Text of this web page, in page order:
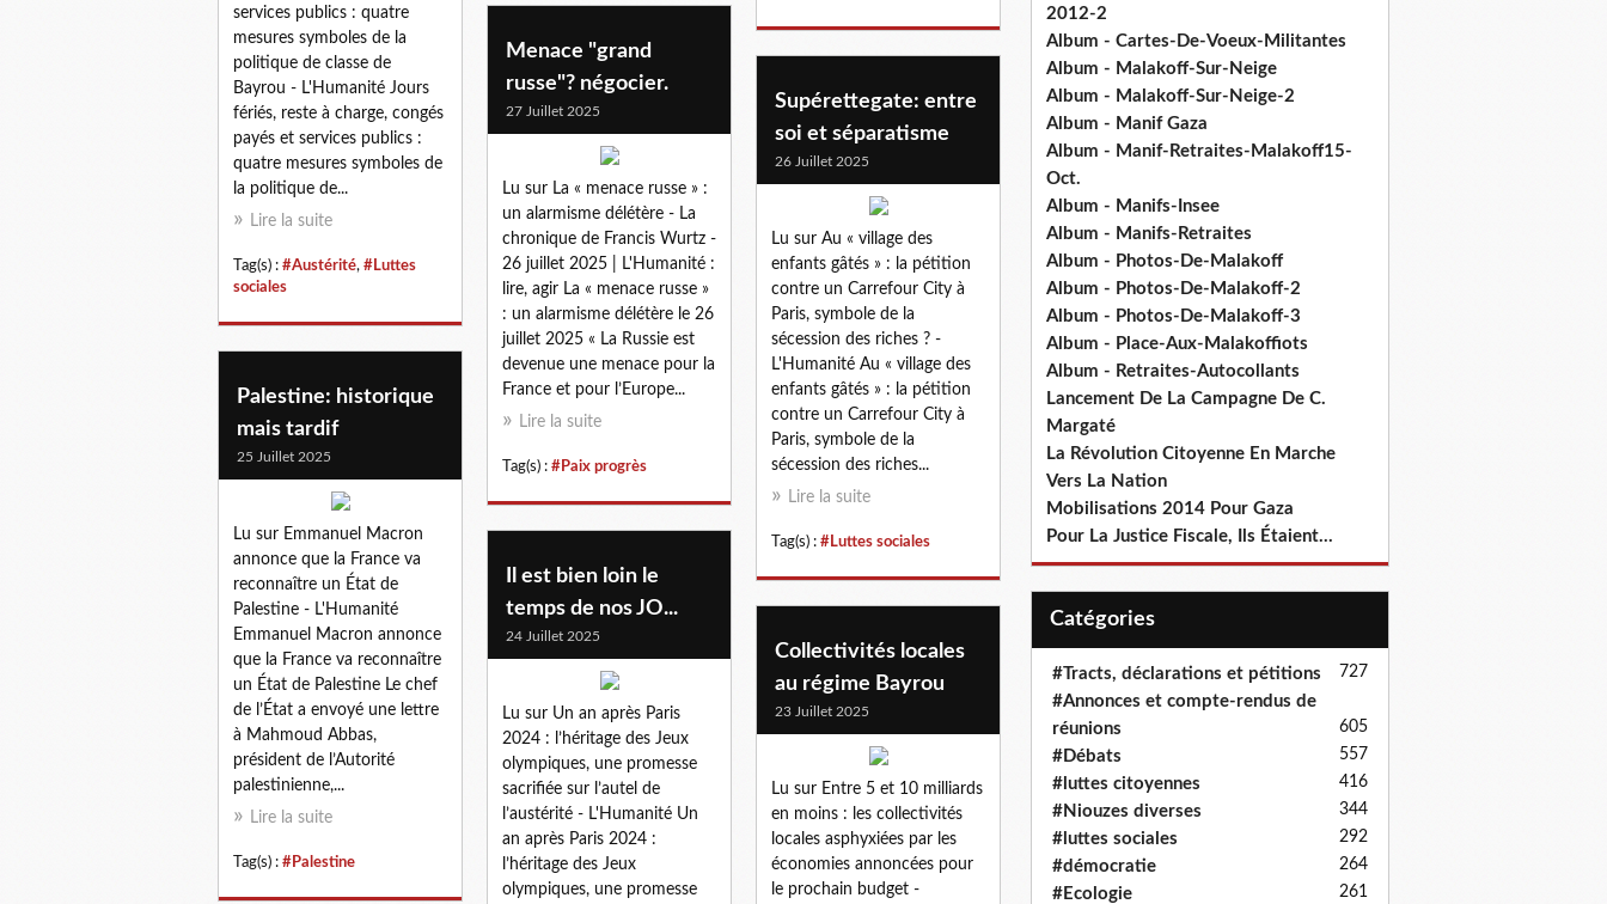
services publics : quatre
mesures symboles de la
politique de classe de
Bayrou - L'Humanité Jours
fériés, reste à charge, congés
payés et services publics :
quatre mesures symboles de
la politique de...
Lire la suite
Tag(s) : #Austérité, #Luttes
sociales
Menace "grand
russe"? négocier.
27 Juillet 2025
Lu sur La « menace russe » :
un alarmisme délétère - La
chronique de Francis Wurtz -
26 juillet 2025 | L'Humanité :
lire, agir La « menace russe »
: un alarmisme délétère le 26
juillet 2025 « La Russie est
devenue une menace pour la
France et pour l’Europe...
Lire la suite
Tag(s) : #Paix progrès
Supérettegate: entre
soi et séparatisme
26 Juillet 2025
Lu sur Au « village des
enfants gâtés » : la pétition
contre un Carrefour City à
Paris, symbole de la
sécession des riches ? -
L'Humanité Au « village des
enfants gâtés » : la pétition
contre un Carrefour City à
Paris, symbole de la
sécession des riches...
Lire la suite
Tag(s) : #Luttes sociales
Palestine: historique
mais tardif
25 Juillet 2025
Lu sur Emmanuel Macron
annonce que la France va
reconnaître un État de
Palestine - L'Humanité
Emmanuel Macron annonce
que la France va reconnaître
un État de Palestine Le chef
de l’État a envoyé une lettre
à Mahmoud Abbas,
président de l’Autorité
palestinienne,...
Lire la suite
Tag(s) : #Palestine
Il est bien loin le
temps de nos JO...
24 Juillet 2025
Lu sur Un an après Paris
2024 : l’héritage des Jeux
olympiques, une promesse
sacrifiée sur l’autel de
l’austérité - L'Humanité Un
an après Paris 2024 :
l’héritage des Jeux
olympiques, une promesse
Collectivités locales
au régime Bayrou
23 Juillet 2025
Lu sur Entre 5 et 10 milliards
en moins : les collectivités
locales asphyxiées par les
économies annoncées pour
le prochain budget -
2012-2
Album - Cartes-De-Voeux-Militantes
Album - Malakoff-Sur-Neige
Album - Malakoff-Sur-Neige-2
Album - Manif Gaza
Album - Manif-Retraites-Malakoff15-
Oct.
Album - Manifs-Insee
Album - Manifs-Retraites
Album - Photos-De-Malakoff
Album - Photos-De-Malakoff-2
Album - Photos-De-Malakoff-3
Album - Place-Aux-Malakoffiots
Album - Retraites-Autocollants
Lancement De La Campagne De C.
Margaté
La Révolution Citoyenne En Marche
Vers La Nation
Mobilisations 2014 Pour Gaza
Pour La Justice Fiscale, Ils Étaient...
Catégories
#Tracts, déclarations et pétitions 727
#Annonces et compte-rendus de
réunions
605
#Débats 557
#luttes citoyennes 416
#Niouzes diverses 344
#luttes sociales 292
#démocratie 264
#Ecologie 261